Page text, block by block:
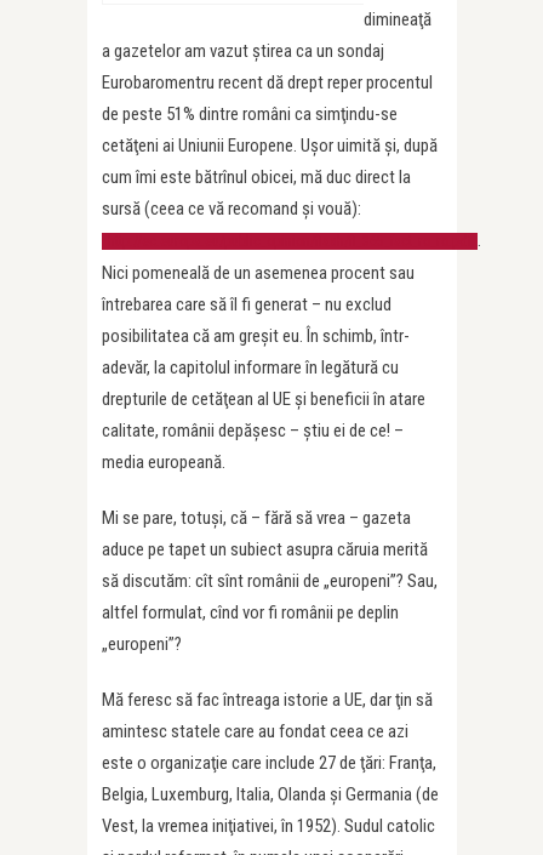
dimineaţă
a gazetelor am vazut ştirea ca un sondaj
Eurobaromentru recent dă drept reper procentul
de peste 51% dintre români ca simţindu-se
cetăţeni ai Uniunii Europene. Uşor uimită şi, după
cum îmi este bătrînul obicei, mă duc direct la
sursă (ceea ce vă recomand şi vouă):
.
Nici pomeneală de un asemenea procent sau
întrebarea care să îl fi generat – nu exclud
posibilitatea că am greşit eu. În schimb, într-
adevăr, la capitolul informare în legătură cu
drepturile de cetăţean al UE şi beneficii în atare
calitate, românii depăşesc – ştiu ei de ce! –
media europeană.
Mi se pare, totuşi, că – fără să vrea – gazeta
aduce pe tapet un subiect asupra căruia merită
să discutăm: cît sînt românii de „europeni”? Sau,
altfel formulat, cînd vor fi românii pe deplin
„europeni”?
Mă feresc să fac întreaga istorie a UE, dar ţin să
amintesc statele care au fondat ceea ce azi
este o organizaţie care include 27 de ţări: Franţa,
Belgia, Luxemburg, Italia, Olanda şi Germania (de
Vest, la vremea iniţiativei, în 1952). Sudul catolic